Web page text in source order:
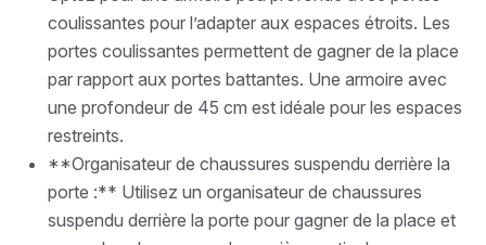
coulissantes pour l’adapter aux espaces étroits. Les
portes coulissantes permettent de gagner de la place
par rapport aux portes battantes. Une armoire avec
une profondeur de 45 cm est idéale pour les espaces
restreints.
**Organisateur de chaussures suspendu derrière la
porte :** Utilisez un organisateur de chaussures
suspendu derrière la porte pour gagner de la place et